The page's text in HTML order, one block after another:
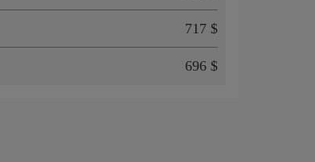
717 $
696 $